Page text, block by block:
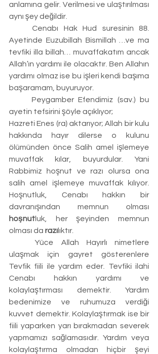
anlamına gelir. Verilmesi ve ulaştırılması
aynı şey değildir.
	Cenabı Hak Hud suresinin 88.
Ayetinde Euzubillah Bismillah …ve ma
tevfiki illa billah… muvaffakatım ancak
Allah’ın yardımı ile olacaktır. Ben Allahın
yardımı olmaz ise bu işleri kendi başıma
başaramam, buyuruyor.
ayetin tefsirini şöyle açıklıyor;
Hazreti Enes (ra) aktarıyor; Allah bir kulu
hakkında hayır dilerse o kulunu
ölümünden önce Salih amel işlemeye
muvaffak kılar, buyurdular. Yani
Rabbimiz hoşnut ve razı olursa ona
salih amel işlemeye muvaffak kılıyor.
Hoşnutluk, Cenabı hakkın bir
hoşnutluk, her şeyinden memnun
olması da razılıktır.
	Yüce Allah Hayırlı nimetlere
ulaşmak için gayret gösterenlere
Tevfik fiili ile yardım eder. Tevfiki ilahi
Cenabı hakkın yardımı ve
kolaylaştırması demektir. Yardım
bedenimize ve ruhumuza verdiği
kuvvet demektir. Kolaylaştırmak ise bir
fiili yaparken yarı bırakmadan severek
yapmamızı sağlamasıdır. Yardım veya
kolaylaştırma olmadan hiçbir şeyi